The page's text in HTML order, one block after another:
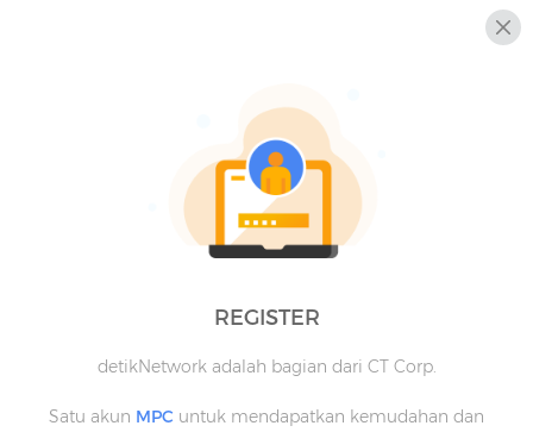
REGISTER
detikNetwork adalah bagian dari CT Corp.
Satu akun MPC untuk mendapatkan kemudahan dan